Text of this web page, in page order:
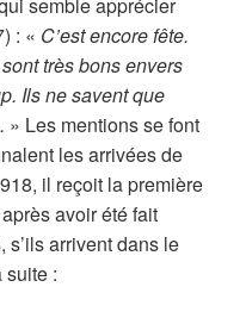
semble apprécier
: « C’est encore fête.
très bons envers
Ils ne savent que
» Les mentions se font
les arrivées de
il reçoit la première
avoir été fait
arrivent dans le
suite :